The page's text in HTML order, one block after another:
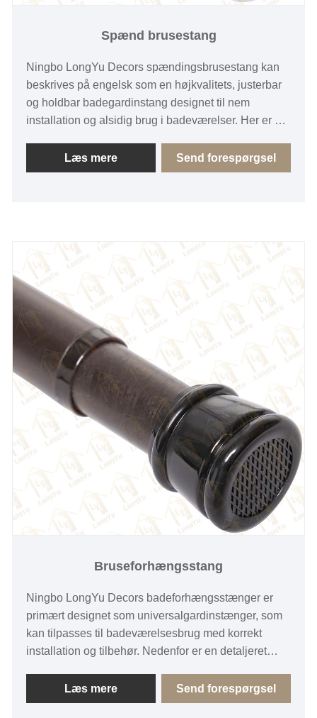
Spænd brusestang
Ningbo LongYu Decors spændingsbrusestang kan
beskrives på engelsk som en højkvalitets, justerbar
og holdbar badegardinstang designet til nem
installation og alsidig brug i badeværelser. Her er de
Læs mere
Send forespørgsel
Bruseforhængsstang
Ningbo LongYu Decors badeforhængsstænger er
primært designet som universalgardinstænger, som
kan tilpasses til badeværelsesbrug med korrekt
installation og tilbehør. Nedenfor er en detaljeret
engelsk:Læs mere Send forespørgsel